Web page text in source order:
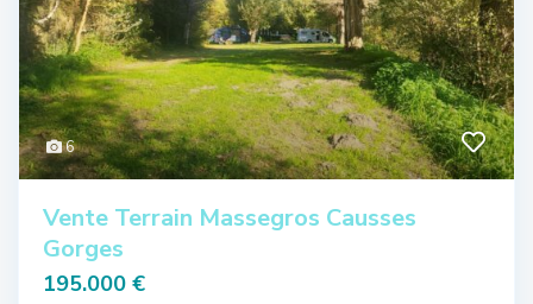
6
Vente Terrain Massegros Causses
Gorges
195.000 €